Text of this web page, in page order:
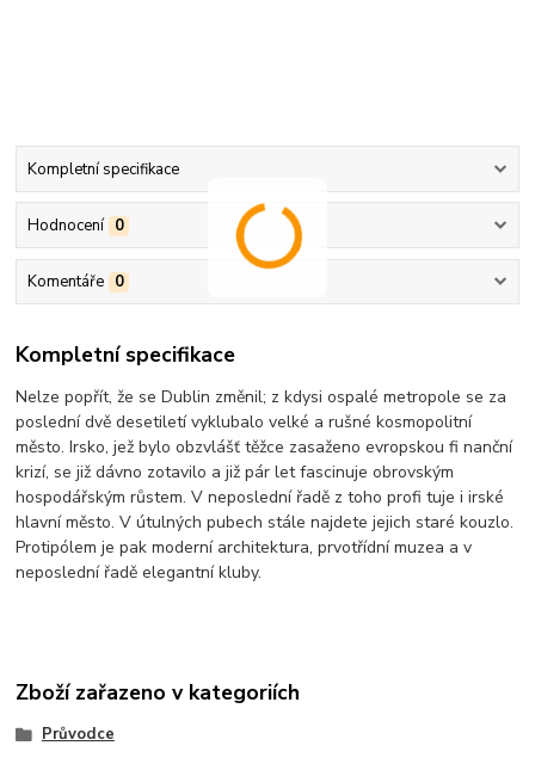
Kompletní specifikace
Hodnocení 0
Komentáře 0
Kompletní specifikace
Nelze popřít, že se Dublin změnil; z kdysi ospalé metropole se za
poslední dvě desetiletí vyklubalo velké a rušné kosmopolitní
město. Irsko, jež bylo obzvlášť těžce zasaženo evropskou fi nanční
krizí, se již dávno zotavilo a již pár let fascinuje obrovským
hospodářským růstem. V neposlední řadě z toho profi tuje i irské
hlavní město. V útulných pubech stále najdete jejich staré kouzlo.
Protipólem je pak moderní architektura, prvotřídní muzea a v
neposlední řadě elegantní kluby.
Zboží zařazeno v kategoriích
Průvodce